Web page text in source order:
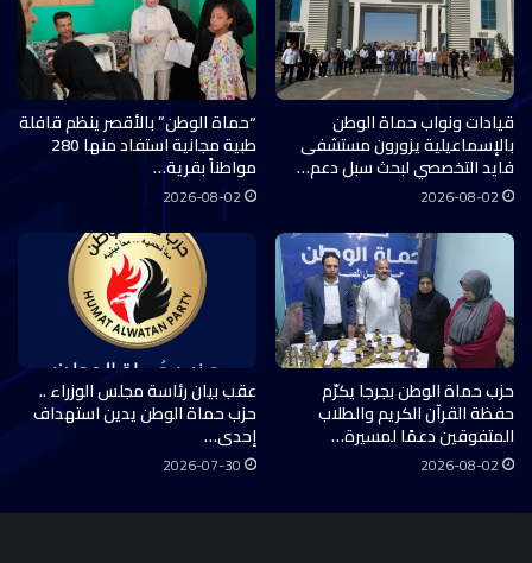
قيادات ونواب حماة الوطن
بالإسماعيلية يزورون مستشفى
فايد التخصصي لبحث سبل دعم…
2026-08-02
“حماة الوطن” بالأقصر ينظم قافلة
طبية مجانية استفاد منها 280
مواطناً بقرية…
2026-08-02
حزب حماة الوطن بجرجا يكرّم
حفظة القرآن الكريم والطلاب
المتفوقين دعمًا لمسيرة…
2026-08-02
عقب بيان رئاسة مجلس الوزراء ..
حزب حماة الوطن يدين استهداف
إحدى…
2026-07-30